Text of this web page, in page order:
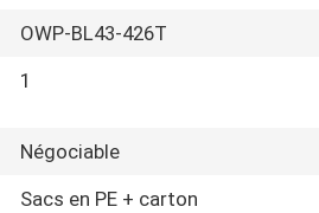
OWP-BL43-426T
1
Négociable
Sacs en PE + carton